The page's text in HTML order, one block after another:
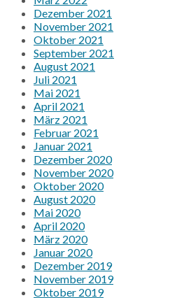
Dezember 2021
November 2021
Oktober 2021
September 2021
August 2021
Juli 2021
Mai 2021
April 2021
März 2021
Februar 2021
Januar 2021
Dezember 2020
November 2020
Oktober 2020
August 2020
Mai 2020
April 2020
März 2020
Januar 2020
Dezember 2019
November 2019
Oktober 2019